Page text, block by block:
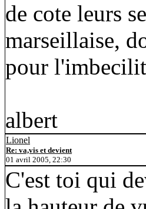
de cote leurs
marseillaise,
pour
albert
Lionel
Re: va,vis et devient
01 avril 2005, 22:30
C'est toi qui